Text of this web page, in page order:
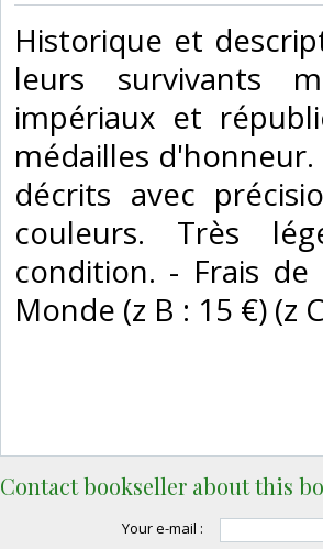
‎Historique et
leurs survivants
impériaux et
médailles
décrits avec
couleurs. Très
condition. - Frais
Monde (z B : 15 €) (z
Contact bookseller about this
Your e-mail :